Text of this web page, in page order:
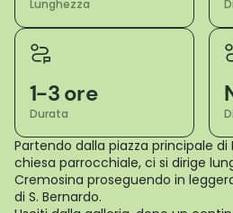
Lunghezza
1-3 ore
Durata
Partendo dalla piazza principale
chiesa parrocchiale, ci si dirige
Cremosina proseguendo in
di S. Bernardo.